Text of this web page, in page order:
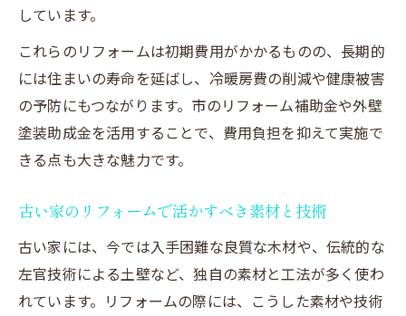
しています。
これらのリフォームは初期費用がかかるものの、長期的
には住まいの寿命を延ばし、冷暖房費の削減や健康被害
の予防にもつながります。市のリフォーム補助金や外壁
塗装助成金を活用することで、費用負担を抑えて実施で
きる点も大きな魅力です。
古い家のリフォームで活かすべき素材と技術
古い家には、今では入手困難な良質な木材や、伝統的な
左官技術による土壁など、独自の素材と工法が多く使わ
れています。リフォームの際には、こうした素材や技術